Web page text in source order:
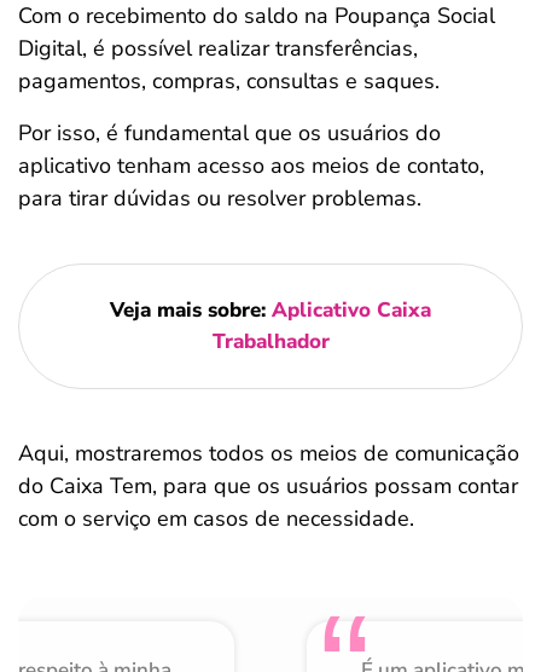
Com o recebimento do saldo na Poupança Social
Digital, é possível realizar transferências,
pagamentos, compras, consultas e saques.
Por isso, é fundamental que os usuários do
aplicativo tenham acesso aos meios de contato,
para tirar dúvidas ou resolver problemas.
Veja mais sobre: Aplicativo Caixa
Trabalhador
Aqui, mostraremos todos os meios de comunicação
do Caixa Tem, para que os usuários possam contar
com o serviço em casos de necessidade.